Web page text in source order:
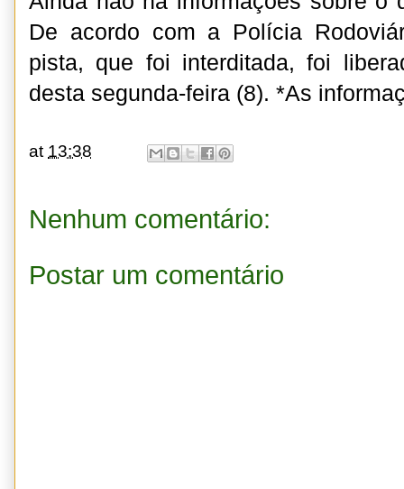
De acordo com a Polícia
pista, que foi interditada, foi
desta segunda-feira (8). *As
at 13:38
Nenhum comentário:
Postar um comentário